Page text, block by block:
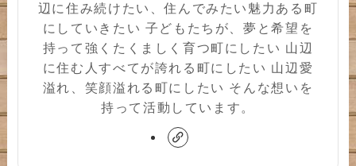
辺に住み続けたい、住んでみたい魅力ある町
にしていきたい 子どもたちが、夢と希望を
持って強くたくましく育つ町にしたい 山辺
に住む人すべてが誇れる町にしたい 山辺愛
溢れ、笑顔溢れる町にしたい そんな想いを
持って活動しています。